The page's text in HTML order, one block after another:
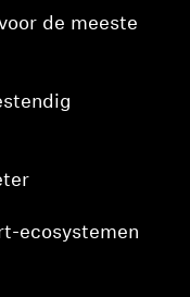
de meeste
ecosystemen